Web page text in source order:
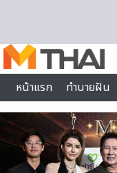
หน้าแรก
ทำนายฝัน
ไลฟ์สไตล์